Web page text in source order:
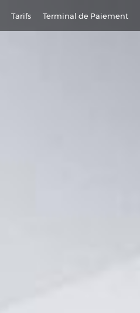
Tarifs Terminal de Paiement